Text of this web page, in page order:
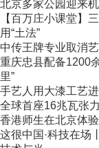
北京多家公园迎来
【百万庄小课堂】
用“土法”
中传王牌专业取消
重庆忠县配备1200
里”
手艺人用大漆工艺
全球首座16兆瓦张
香港师生在北京体
这很中国·科技在场